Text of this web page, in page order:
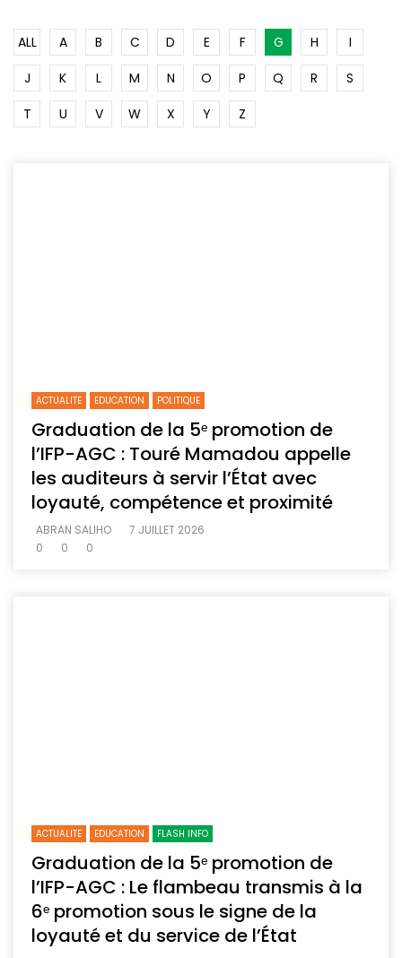
ALL A B C D E F G H
I
J
K L M N O P Q R
S
T
U V W X Y Z
ACTUALITE EDUCATION POLITIQUE
Graduation de la 5ᵉ promotion de
l’IFP-AGC : Touré Mamadou appelle
les auditeurs à servir l’État avec
loyauté, compétence et proximité
ABRAN SALIHO
7 JUILLET 2026
0
0 0
ACTUALITE EDUCATION FLASH INFO
Graduation de la 5ᵉ promotion de
l’IFP-AGC : Le flambeau transmis à la
6ᵉ promotion sous le signe de la
loyauté et du service de l’État